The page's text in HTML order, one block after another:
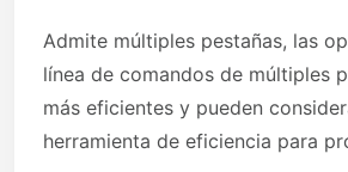
Admite múltiples pestañas, las
línea de comandos de múltiples
más eficientes y pueden
herramienta de eficiencia para